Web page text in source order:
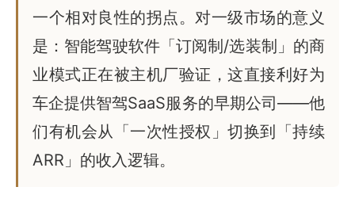
一个相对良性的拐点。对一级市场的意义
是：智能驾驶软件「订阅制/选装制」的商
业模式正在被主机厂验证，这直接利好为
车企提供智驾SaaS服务的早期公司——他
们有机会从「一次性授权」切换到「持续
ARR」的收入逻辑。